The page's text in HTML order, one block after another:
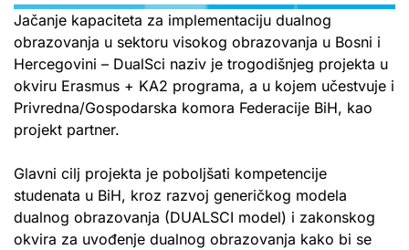
Jačanje kapaciteta za implementaciju dualnog
obrazovanja u sektoru visokog obrazovanja u Bosni i
Hercegovini – DualSci naziv je trogodišnjeg projekta u
okviru Erasmus + KA2 programa, a u kojem učestvuje i
Privredna/Gospodarska komora Federacije BiH, kao
projekt partner.
Glavni cilj projekta je poboljšati kompetencije
studenata u BiH, kroz razvoj generičkog modela
dualnog obrazovanja (DUALSCI model) i zakonskog
okvira za uvođenje dualnog obrazovanja kako bi se